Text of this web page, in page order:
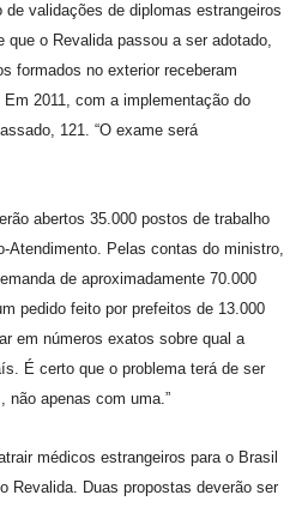
de validações de diplomas estrangeiros
o Revalida passou a ser adotado,
formados no exterior receberam
2011, com a implementação do
121. “O exame será
abertos 35.000 postos de trabalho
Atendimento. Pelas contas do ministro,
de aproximadamente 70.000
pedido feito por prefeitos de 13.000
em números exatos sobre qual a
É certo que o problema terá de ser
não apenas com uma.”
médicos estrangeiros para o Brasil
Revalida. Duas propostas deverão ser